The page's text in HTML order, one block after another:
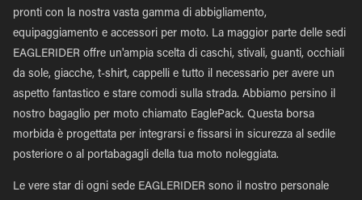
pronti con la nostra vasta gamma di abbigliamento,
equipaggiamento e accessori per moto. La maggior parte delle sedi
EAGLERIDER offre un'ampia scelta di caschi, stivali, guanti, occhiali
da sole, giacche, t-shirt, cappelli e tutto il necessario per avere un
aspetto fantastico e stare comodi sulla strada. Abbiamo persino il
nostro bagaglio per moto chiamato EaglePack. Questa borsa
morbida è progettata per integrarsi e fissarsi in sicurezza al sedile
posteriore o al portabagagli della tua moto noleggiata.
Le vere star di ogni sede EAGLERIDER sono il nostro personale